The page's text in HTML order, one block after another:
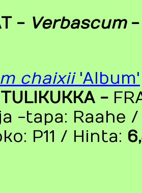
- Verbascum
chaixii 'Album'
-
-tapa: Raahe
P11 / Hinta: